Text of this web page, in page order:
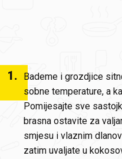
1.
Bademe i grozdjice
sobne temperature, a
Pomijesajte sve
brasna ostavite za
smjesu i vlaznim
zatim uvaljate u